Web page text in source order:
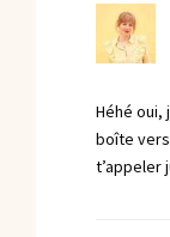
Héhé oui,
boîte
t’appeler